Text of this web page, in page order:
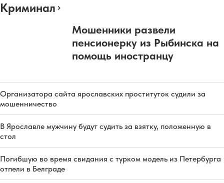
Криминал
Мошенники развели
пенсионерку из Рыбинска на
помощь иностранцу
Организатора сайта ярославских проституток судили за
мошенничество
В Ярославле мужчину будут судить за взятку, положенную в
стол
Погибшую во время свидания с турком модель из Петербурга
отпели в Белграде